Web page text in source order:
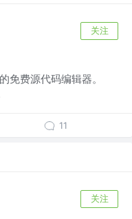
关注
免费源代码编辑器。
11
关注